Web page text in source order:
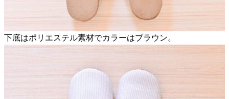
下底はポリエステル素材でカラーはブラウン。